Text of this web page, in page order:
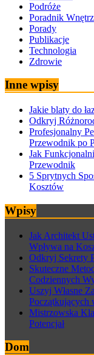
Podróże
Poradnik Wnętrz
Porady
Publikacje
Technologia
Zdrowie
Inne wpisy
Jakie blaty do
Odkryj
Profesjonalny
Przewodnik po
Jak
Przewodnik
5 Sprytnych
Kosztów
Wpisy
Jak Architekt
Wpływa na
Odkryj Sekrety
Skuteczne
Codziennych
Uszyj Własne
Początkujących
Mistrzowska
Potencjał
Dom